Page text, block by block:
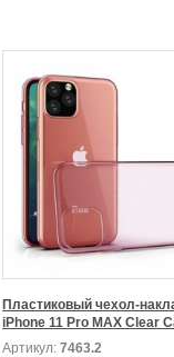
Пластиковый чехол-
Артикул: 7463.2